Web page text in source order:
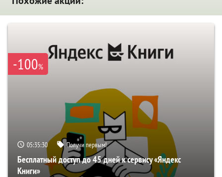
-100%
05:35:29 Получи первым!
Бесплатный доступ до 45 дней к сервису «Яндекс
Книги»